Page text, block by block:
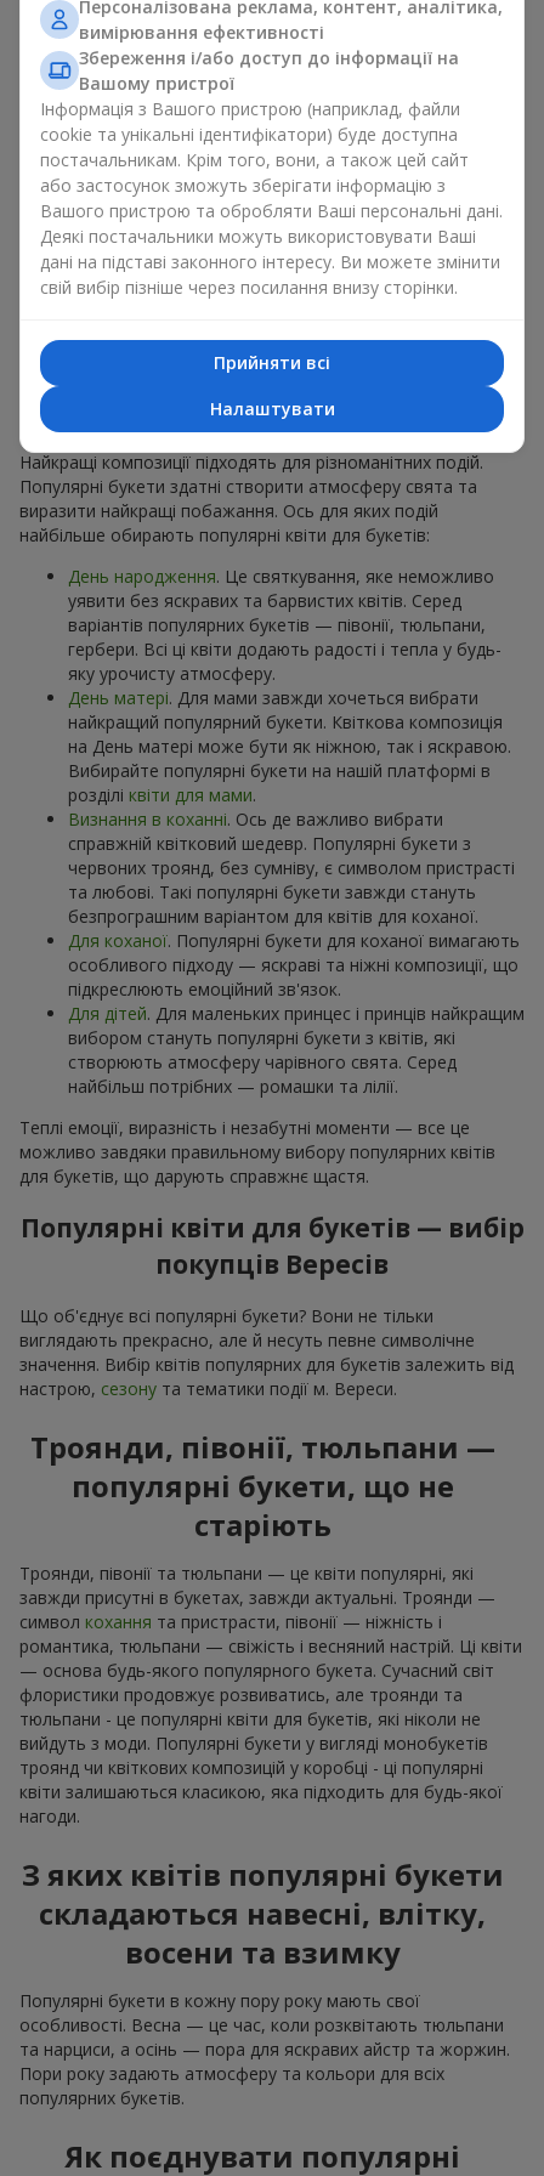
для будь-якого віку і статі, а їх склад можна
адаптувати під будь-який захід.
Масові квіткові уподобання. Півонії, тюльпани,
ромашки — популярні букети, що залишаються
привабливими для покупців. Вони не тільки мають
чудовий вигляд. Такі популярні букети відображають
атмосферу свіжості та природної краси.
Популярні квіти для букетів часто змінюються залежно від
пори року, але ці класичні популярні букети завжди
залишаються в списку тих що мають найбільший попит.
Якщо ви хочете бути впевненими у своєму виборі,
звертайтесь до цих перевірених часом популярних квітів.
Для яких подій в м. Вереси
обирають популярні букети
Що важливо пам’ятати, обираючи популярні букети?
Найкращі композиції підходять для різноманітних подій.
Популярні букети здатні створити атмосферу свята та
виразити найкращі побажання. Ось для яких подій
найбільше обирають популярні квіти для букетів:
День народження. Це святкування, яке неможливо
уявити без яскравих та барвистих квітів. Серед
варіантів популярних букетів — півонії, тюльпани,
гербери. Всі ці квіти додають радості і тепла у будь-
яку урочисту атмосферу.
День матері. Для мами завжди хочеться вибрати
найкращий популярний букети. Квіткова композиція
на День матері може бути як ніжною, так і яскравою.
Вибирайте популярні букети на нашій платформі в
розділі квіти для мами.
Визнання в коханні. Ось де важливо вибрати
справжній квітковий шедевр. Популярні букети з
червоних троянд, без сумніву, є символом пристрасті
та любові. Такі популярні букети завжди стануть
безпрограшним варіантом для квітів для коханої.
Для коханої. Популярні букети для коханої вимагають
особливого підходу — яскраві та ніжні композиції, що
підкреслюють емоційний зв'язок.
Для дітей. Для маленьких принцес і принців найкращим
вибором стануть популярні букети з квітів, які
створюють атмосферу чарівного свята. Серед
найбільш потрібних — ромашки та лілії.
Теплі емоції, виразність і незабутні моменти — все це
можливо завдяки правильному вибору популярних квітів
для букетів, що дарують справжнє щастя.
Популярні квіти для букетів — вибір
покупців Вересів
Що об'єднує всі популярні букети? Вони не тільки
виглядають прекрасно, але й несуть певне символічне
значення. Вибір квітів популярних для букетів залежить від
настрою, сезону та тематики події м. Вереси.
Троянди, півонії, тюльпани —
популярні букети, що не
старіють
Троянди, півонії та тюльпани — це квіти популярні, які
завжди присутні в букетах, завжди актуальні. Троянди —
символ кохання та пристрасти, півонії — ніжність і
романтика, тюльпани — свіжість і весняний настрій. Ці квіти
— основа будь-якого популярного букета. Сучасний світ
флористики продовжує розвиватись, але троянди та
тюльпани - це популярні квіти для букетів, які ніколи не
вийдуть з моди. Популярні букети у вигляді монобукетів
троянд чи квіткових композицій у коробці - ці популярні
квіти залишаються класикою, яка підходить для будь-якої
нагоди.
З яких квітів популярні букети
складаються навесні, влітку,
восени та взимку
Популярні букети в кожну пору року мають свої
особливості. Весна — це час, коли розквітають тюльпани
та нарциси, а осінь — пора для яскравих айстр та жоржин.
Пори року задають атмосферу та кольори для всіх
популярних букетів.
Як поєднувати популярні
Персоналізована реклама, контент, аналітика,
вимірювання ефективності
Збереження і/або доступ до інформації на
Вашому пристрої
Інформація з Вашого пристрою (наприклад, файли
cookie та унікальні ідентифікатори) буде доступна
постачальникам. Крім того, вони, а також цей сайт
або застосунок зможуть зберігати інформацію з
Вашого пристрою та обробляти Ваші персональні дані.
Деякі постачальники можуть використовувати Ваші
дані на підставі законного інтересу. Ви можете змінити
свій вибір пізніше через посилання внизу сторінки.
Прийняти всі
Налаштувати